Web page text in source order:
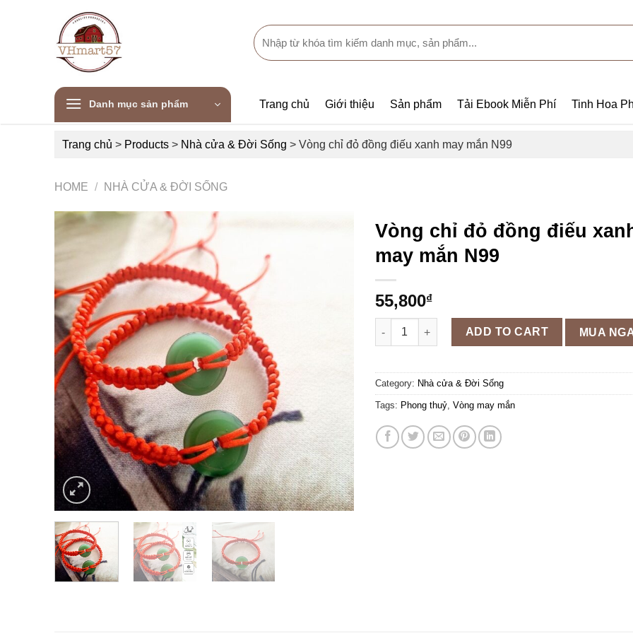
Search
for:
Danh mục sản phẩm Trang chủ Giới thiệu Sản phẩm Tải Ebook Miễn Phí Tinh Hoa
Trang chủ > Products > Nhà cửa & Đời Sống > Vòng chỉ đỏ đồng điếu xanh may mắn N99
HOME / NHÀ CỬA & ĐỜI SỐNG
Vòng chỉ đỏ đồng điếu
may mắn N99
55,800₫
Vòng chỉ đỏ đồng điếu xanh may mắn N99 quantity
ADD TO CART MUA
Category: Nhà cửa & Đời Sống
Tags: Phong thuỷ, Vòng may mắn